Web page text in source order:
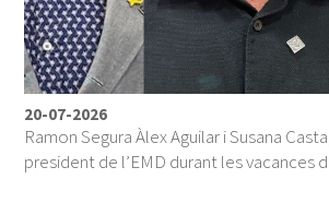
20-07-2026
Ramon Segura Àlex Aguilar i Susana
president de l’EMD durant les vacances